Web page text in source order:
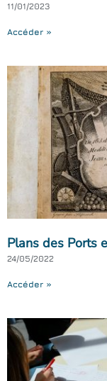
11/01/2023
Accéder »
Plans des Ports
24/05/2022
Accéder »